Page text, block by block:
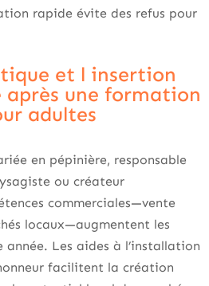
rapide évite des refus pour
et l insertion
après une formation
adultes
en pépinière, responsable
ou créateur
commerciales—vente
locaux—augmentent les
année. Les aides à l’installation
facilitent la création